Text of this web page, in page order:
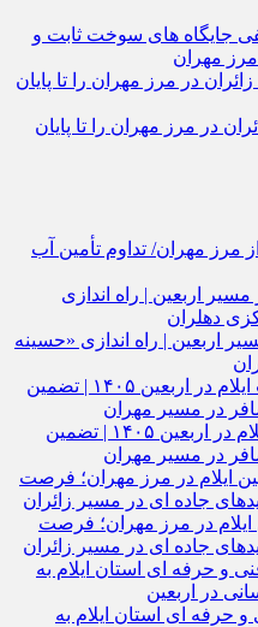
جایگاه‌ های سوخت ثابت و
مهران
در مرز مهران را تا پایان
اربعین | راه‌ اندازی «حسینه
تلاش جهادی آب و فاضلاب ایلام در اربعین ۱۴۰۵ | تضمین
در مرز مهران؛ فرصت‌
جاده‌ ای در مسیر زائران
ای استان ایلام به‌
در اربعین